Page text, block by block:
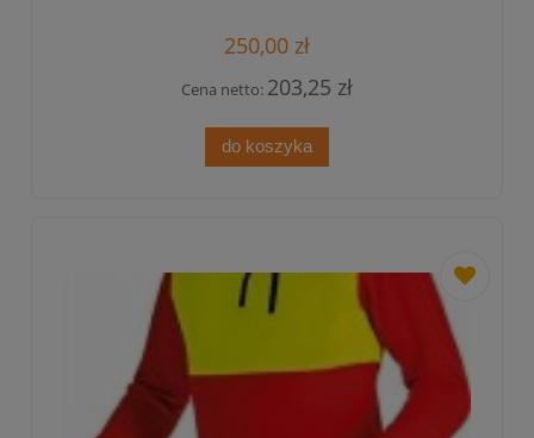
250,00 zł
Cena netto: 203,25 zł
do koszyka
dodaj